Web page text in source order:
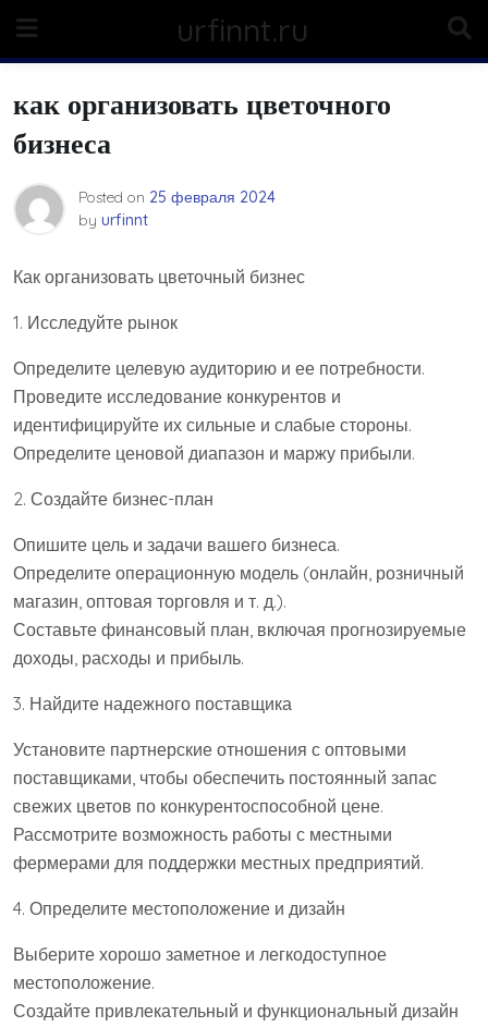
content
urfinnt.ru
как организовать цветочного
бизнеса
Posted on 25 февраля 2024
by urfinnt
Как организовать цветочный бизнес
1. Исследуйте рынок
Определите целевую аудиторию и ее потребности.
Проведите исследование конкурентов и
идентифицируйте их сильные и слабые стороны.
Определите ценовой диапазон и маржу прибыли.
2. Создайте бизнес-план
Опишите цель и задачи вашего бизнеса.
Определите операционную модель (онлайн, розничный
магазин, оптовая торговля и т. д.).
Составьте финансовый план, включая прогнозируемые
доходы, расходы и прибыль.
3. Найдите надежного поставщика
Установите партнерские отношения с оптовыми
поставщиками, чтобы обеспечить постоянный запас
свежих цветов по конкурентоспособной цене.
Рассмотрите возможность работы с местными
фермерами для поддержки местных предприятий.
4. Определите местоположение и дизайн
Выберите хорошо заметное и легкодоступное
местоположение.
Создайте привлекательный и функциональный дизайн